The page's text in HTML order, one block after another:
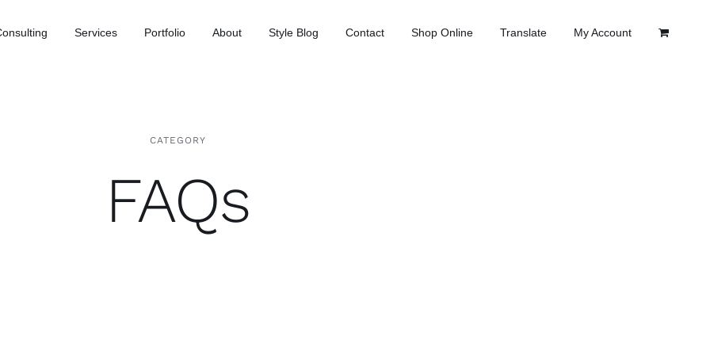
Services Portfolio About Style Blog Contact Shop Online Translate My Account
CATEGORY
FAQs